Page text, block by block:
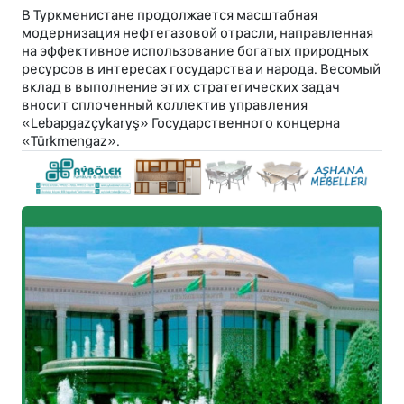
В Туркменистане продолжается масштабная
модернизация нефтегазовой отрасли, направленная
на эффективное использование богатых природных
ресурсов в интересах государства и народа. Весомый
вклад в выполнение этих стратегических задач
вносит сплоченный коллектив управления
«Lebapgazçykaryş» Государственного концерна
«Türkmengaz».